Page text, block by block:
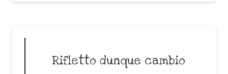
Rifletto dunque cambio